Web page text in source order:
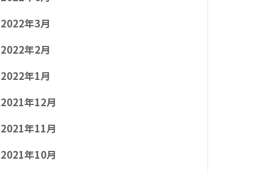
2022年3月
2022年2月
2022年1月
2021年12月
2021年11月
2021年10月